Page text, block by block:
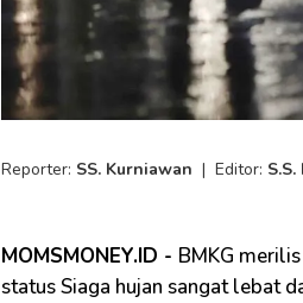
Reporter: SS. Kurniawan | Editor:
MOMSMONEY.ID - BMKG
status Siaga hujan sangat lebat